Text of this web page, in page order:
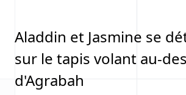
Aladdin et Jasmine se
sur le tapis volant au-
d'Agrabah